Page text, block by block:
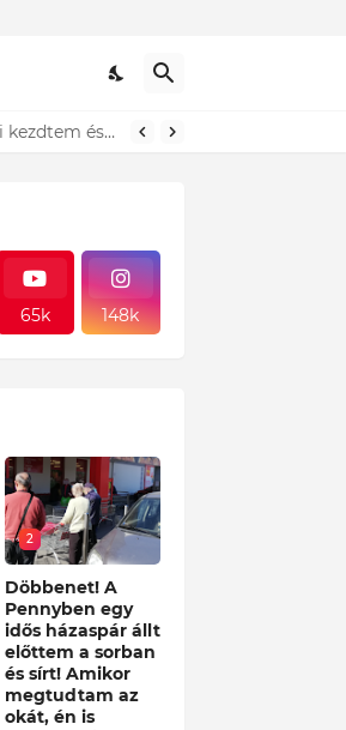
65k 148k
2
Döbbenet! A
Pennyben egy
idős házaspár állt
előttem a sorban
és sírt! Amikor
megtudtam az
okát, én is